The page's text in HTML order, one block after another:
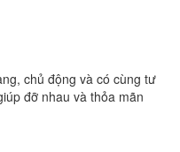
chủ động và có cùng tư
đỡ nhau và thỏa mãn